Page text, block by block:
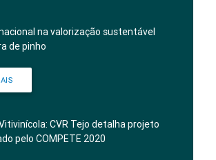
na valorização sustentável
de pinho
CVR Tejo detalha projeto
pelo COMPETE 2020